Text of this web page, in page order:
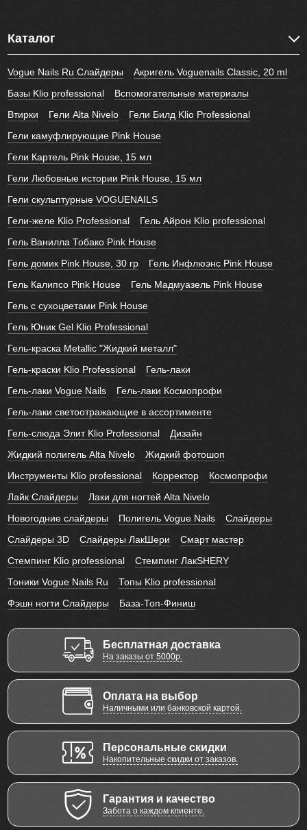
Каталог
Vogue Nails Ru Слайдеры
Акригель Voguenails Classic, 20 ml
Базы Klio professional
Вспомогательные материалы
Втирки
Гели Alta Nivelo
Гели Билд Klio Professional
Гели камуфлирующие Pink House
Гели Картель Pink House, 15 мл
Гели Любовные истории Pink House, 15 мл
Гели скульптурные VOGUENAILS
Гели-желе Klio Professional
Гель Айрон Klio professional
Гель Ванилла Тобако Pink House
Гель домик Pink House, 30 гр
Гель Инфлюэнс Pink House
Гель Калипсо Pink House
Гель Мадмуазель Pink House
Гель с сухоцветами Pink House
Гель Юник Gel Klio Professional
Гель-краска Metallic "Жидкий металл"
Гель-краски Klio Professional
Гель-лаки
Гель-лаки Vogue Nails
Гель-лаки Космопрофи
Гель-лаки светоотражающие в ассортименте
Гель-слюда Элит Klio Professional
Дизайн
Жидкий полигель Alta Nivelo
Жидкий фотошоп
Инструменты Klio professional
Корректор
Космопрофи
Лайк Слайдеры
Лаки для ногтей Alta Nivelo
Новогодние слайдеры
Полигель Vogue Nails
Слайдеры
Слайдеры 3D
Слайдеры ЛакШери
Смарт мастер
Стемпинг Klio professional
Стемпинг ЛакSHERY
Тоники Vogue Nails Ru
Топы Klio professional
Фэшн ногти Слайдеры
База-Топ-Финиш
Бесплатная доставка
На заказы от 5000р.
Оплата на выбор
Наличными или банковской картой.
Персональные скидки
Накопительные скидки от заказов.
Гарантия и качество
Забота о каждом клиенте.